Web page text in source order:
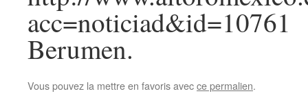
acc=noticiad&id=10761
Berumen.
Vous pouvez la mettre en favoris avecce permalien.